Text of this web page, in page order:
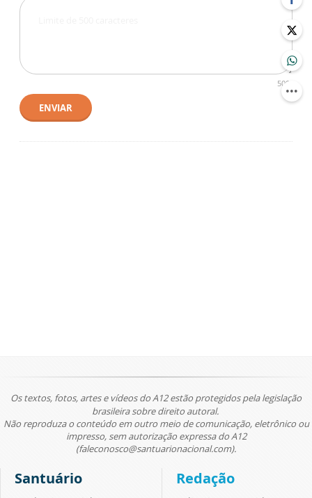
500
ENVIAR
Os textos, fotos, artes e vídeos do A12 estão protegidos pela legislação
brasileira sobre direito autoral.
Não reproduza o conteúdo em outro meio de comunicação, eletrônico ou
impresso, sem autorização expressa do A12
(faleconosco@santuarionacional.com).
Santuário Redação